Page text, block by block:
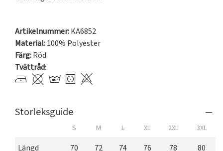
Artikelnummer:KA6852
Material:100% Polyester
Färg:Röd
Tvättråd:
Storleksguide
S M L XL 2XL 3XL
Längd 70 72 74 76 78 80